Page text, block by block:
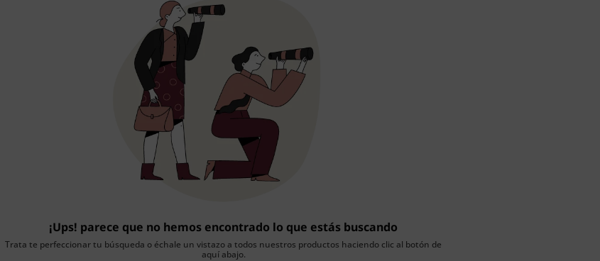
¡Ups! parece que no hemos encontrado lo que estás buscando
Trata te perfeccionar tu búsqueda o échale un vistazo a todos nuestros productos haciendo clic al botón de
aquí abajo.